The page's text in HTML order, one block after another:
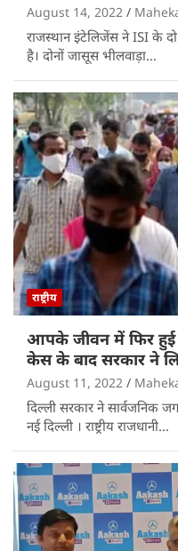
August 14, 2022
राजस्थान इंटेलिजेंस ने ISI के दो
है। दोनों जासूस भीलवाड़ा…
राष्ट्रीय
आपके जीवन में फिर हुई
केस के बाद सरकार ने
August 11, 2022
दिल्ली सरकार ने सार्वजनिक
नई दिल्ली । राष्ट्रीय राजधानी…